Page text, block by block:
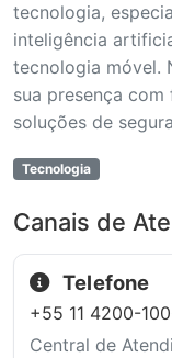
tecnologia,
inteligência
tecnologia móvel.
sua presença
soluções de
Tecnologia
Canais de
Telefone
+55 11 4200-
Central de